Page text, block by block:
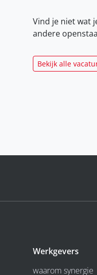
Vind je niet wat
andere
Bekijk alle
Werkgevers
waarom synergie